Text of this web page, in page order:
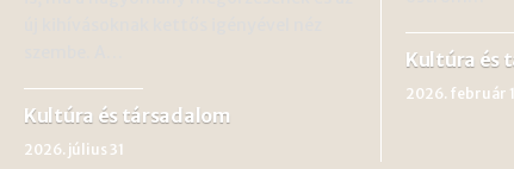
Kultúra és társadalom
2026. július 31
Kultúra és
2026. február